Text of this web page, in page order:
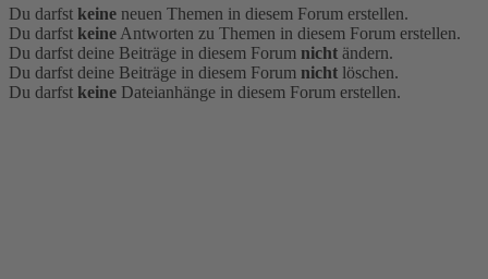
Du darfst keine neuen Themen in diesem Forum erstellen.
Du darfst keine Antworten zu Themen in diesem Forum erstellen.
Du darfst deine Beiträge in diesem Forum nicht ändern.
Du darfst deine Beiträge in diesem Forum nicht löschen.
Du darfst keine Dateianhänge in diesem Forum erstellen.